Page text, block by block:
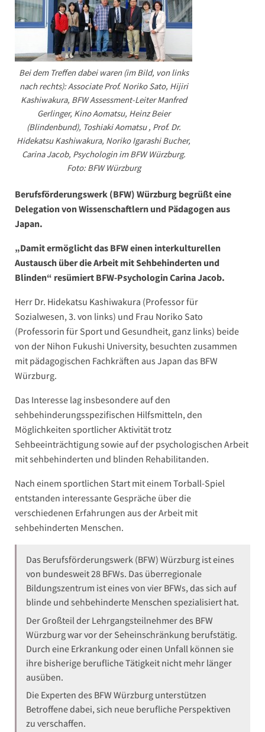
Bei dem Treffen dabei waren (im Bild, von links
nach rechts): Associate Prof. Noriko Sato, Hijiri
Kashiwakura, BFW Assessment-Leiter Manfred
Gerlinger, Kino Aomatsu, Heinz Beier
(Blindenbund), Toshiaki Aomatsu , Prof. Dr.
Hidekatsu Kashiwakura, Noriko Igarashi Bucher,
Carina Jacob, Psychologin im BFW Würzburg.
Foto: BFW Würzburg
Berufsförderungswerk (BFW) Würzburg begrüßt eine
Delegation von Wissenschaftlern und Pädagogen aus
Japan.
„Damit ermöglicht das BFW einen interkulturellen
Austausch über die Arbeit mit Sehbehinderten und
Blinden“ resümiert BFW-Psychologin Carina Jacob.
Herr Dr. Hidekatsu Kashiwakura (Professor für
Sozialwesen, 3. von links) und Frau Noriko Sato
(Professorin für Sport und Gesundheit, ganz links) beide
von der Nihon Fukushi University, besuchten zusammen
mit pädagogischen Fachkräften aus Japan das BFW
Würzburg.
Das Interesse lag insbesondere auf den
sehbehinderungsspezifischen Hilfsmitteln, den
Möglichkeiten sportlicher Aktivität trotz
Sehbeeinträchtigung sowie auf der psychologischen Arbeit
mit sehbehinderten und blinden Rehabilitanden.
Nach einem sportlichen Start mit einem Torball-Spiel
entstanden interessante Gespräche über die
verschiedenen Erfahrungen aus der Arbeit mit
sehbehinderten Menschen.
Das Berufsförderungswerk (BFW) Würzburg ist eines
von bundesweit 28 BFWs. Das überregionale
Bildungszentrum ist eines von vier BFWs, das sich auf
blinde und sehbehinderte Menschen spezialisiert hat.
Der Großteil der Lehrgangsteilnehmer des BFW
Würzburg war vor der Seheinschränkung berufstätig.
Durch eine Erkrankung oder einen Unfall können sie
ihre bisherige berufliche Tätigkeit nicht mehr länger
ausüben.
Die Experten des BFW Würzburg unterstützen
Betroffene dabei, sich neue berufliche Perspektiven
zu verschaffen.